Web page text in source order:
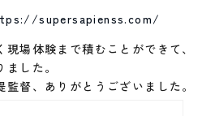
supersapienss.com/
場体験まで積むことができて、
した。
督、ありがとうございました。